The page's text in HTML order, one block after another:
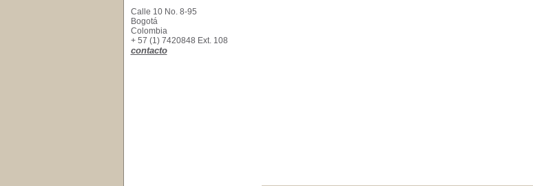
Calle 10 No. 8-95
Bogotá
Colombia
+ 57 (1) 7420848 Ext. 108
contacto